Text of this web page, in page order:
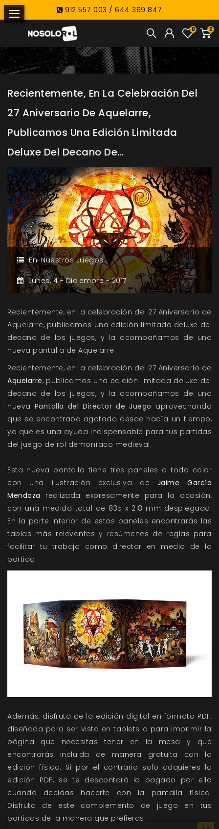
912 557 003 / 644 369 847
0
0
Recientemente, En La Celebración Del
27 Aniversario De Aquelarre,
Publicamos Una Edición Limitada
Deluxe Del Decano De...
En: Nuestros Juegos
Lunes,4 -Diciembre -2017
Recientemente, en la celebración del 27 Aniversario de
Aquelarre, publicamos una edición limitada deluxe del
decano de los juegos, y la acompañamos de una
nueva pantalla de Aquelarre.
Recientemente, en la celebración del 27 Aniversario de
Aquelarre, publicamos una edición limitada deluxe del
decano de los juegos, y la acompañamos de una
nueva Pantalla del Director de Juego aprovechando
que se encontraba agotada desde hacía un tiempo,
ya que es una ayuda indispensable para tus partidas
del juego de rol demoníaco medieval.
Esta nueva pantalla tiene tres paneles a todo color
con una ilustración exclusiva de Jaime García
Mendoza realizada expresamente para la ocasión,
con una medida total de 835 x 218 mm desplegada.
En la parte interior de estos paneles encontrarás las
tablas más relevantes y resúmenes de reglas para
facilitar tu trabajo como director en medio de la
partida.
Además, disfruta de la edición digital en formato PDF,
diseñada para ser vista en tablets o para imprimir la
página que necesitas tener en la mesa y que
encontrarás incluida de manera gratuita con la
edición física. Si por el contrario solo adquieres la
edición PDF, se te descontará lo pagado por ella
cuando decidas hacerte con la pantalla física.
Disfruta de este complemento de juego en tus
partidas de la manera que prefieras.